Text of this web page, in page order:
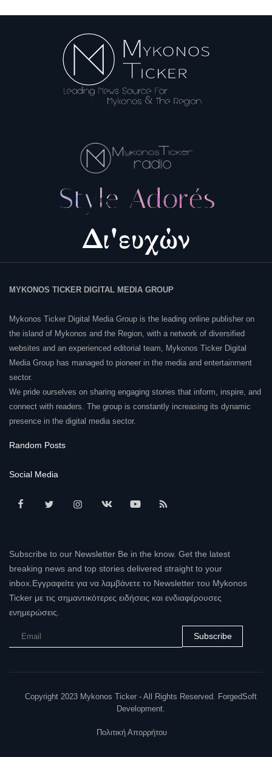
MYKONOS TICKER DIGITAL MEDIA GROUP
Mykonos Ticker Digital Media Group is the leading online publisher on
the island of Mykonos and the Region, with a network of diversified
websites and an experienced editorial team, Mykonos Ticker Digital
Media Group has managed to pioneer in the media and entertainment
sector.
We pride ourselves on sharing engaging stories that inform, inspire, and
connect with readers. The group is constantly increasing its dynamic
presence in the digital media sector.
Random Posts
Social Media
Subscribe to our Newsletter Be in the know. Get the latest
breaking news and top stories delivered straight to your
inbox.Εγγραφείτε για να λαμβάνετε το Newsletter του Mykonos
Ticker με τις σημαντικότερες ειδήσεις και ενδιαφέρουσες
ενημερώσεις.
Subscribe
Copyright 2023 Mykonos Ticker - All Rights Reserved. ForgedSoft
Development.
Πολιτική Απορρήτου